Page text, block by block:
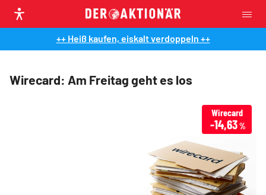
++ Heiß kaufen, eiskalt verdoppeln ++
Wirecard: Am Freitag geht es los
Wirecard
-14,63%